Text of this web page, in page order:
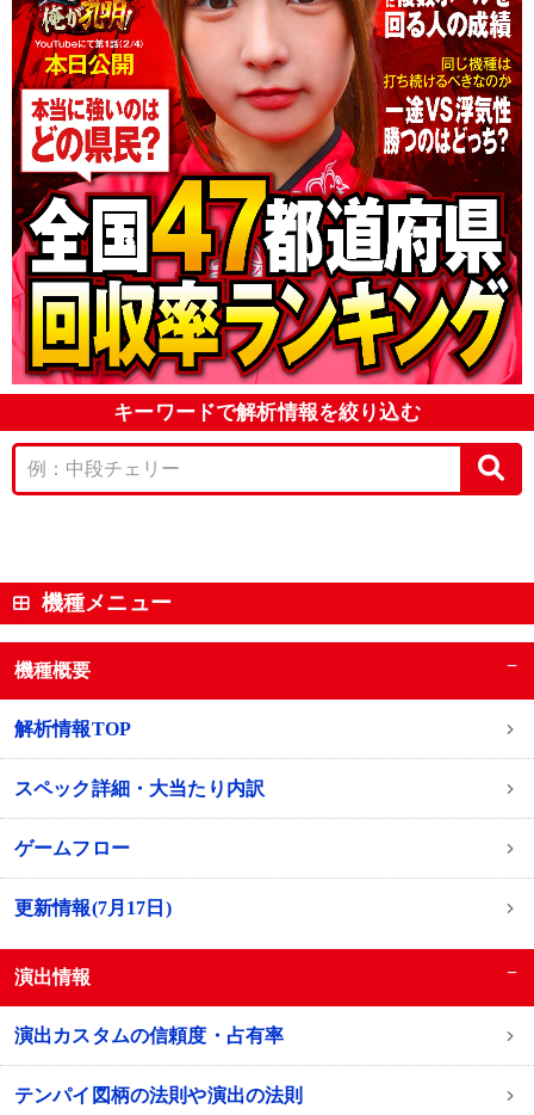
キーワードで解析情報を絞り込む
機種メニュー
機種概要 −
解析情報TOP
スペック詳細・大当たり内訳
ゲームフロー
更新情報(7月17日)
演出情報 −
演出カスタムの信頼度・占有率
テンパイ図柄の法則や演出の法則